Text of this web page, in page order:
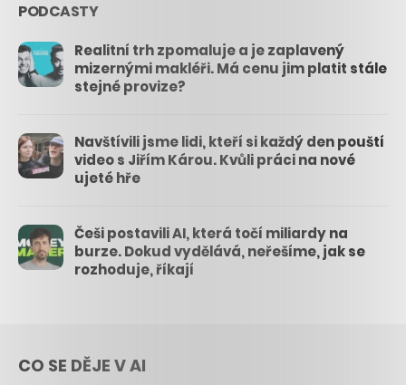
PODCASTY
Realitní trh zpomaluje a je zaplavený
mizernými makléři. Má cenu jim platit stále
stejné provize?
Navštívili jsme lidi, kteří si každý den pouští
video s Jiřím Károu. Kvůli práci na nové
ujeté hře
Češi postavili AI, která točí miliardy na
burze. Dokud vydělává, neřešíme, jak se
rozhoduje, říkají
CO SE DĚJE V AI